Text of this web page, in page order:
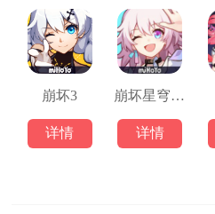
崩坏3
详情
崩坏星穹铁道
详情